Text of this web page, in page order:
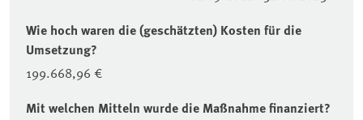
Wie hoch waren die (geschätzten) Kosten für die
Umsetzung?
199.668,96 €
Mit welchen Mitteln wurde die Maßnahme finanziert?